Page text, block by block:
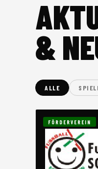
&
ALLE
FÖRDERVEREIN